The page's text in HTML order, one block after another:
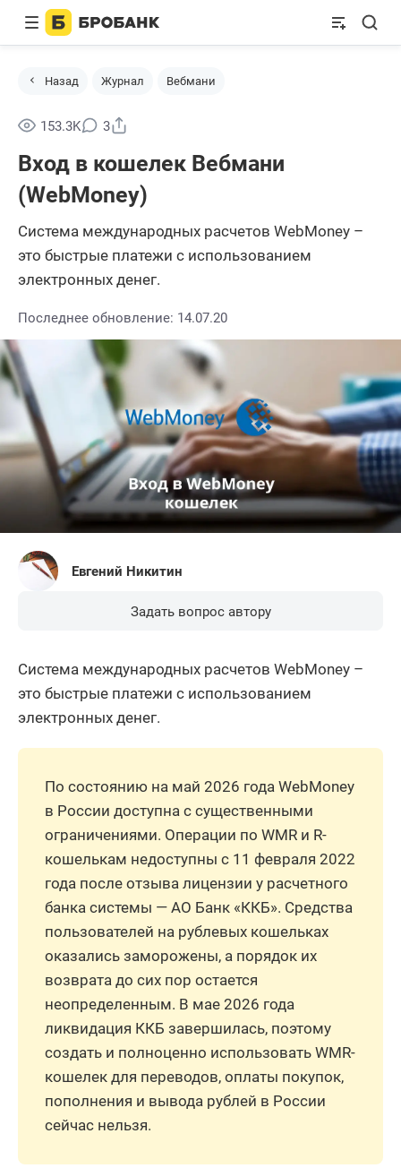
Назад Журнал Вебмани
153.3K 3
Вход в кошелек Вебмани
(WebMoney)
Система международных расчетов WebMoney –
это быстрые платежи с использованием
электронных денег.
Последнее обновление: 14.07.20
Евгений Никитин
Задать вопрос автору
Система международных расчетов WebMoney –
это быстрые платежи с использованием
электронных денег.
По состоянию на май 2026 года WebMoney
в России доступна с существенными
ограничениями. Операции по WMR и R-
кошелькам недоступны с 11 февраля 2022
года после отзыва лицензии у расчетного
банка системы — АО Банк «ККБ». Средства
пользователей на рублевых кошельках
оказались заморожены, а порядок их
возврата до сих пор остается
неопределенным. В мае 2026 года
ликвидация ККБ завершилась, поэтому
создать и полноценно использовать WMR-
кошелек для переводов, оплаты покупок,
пополнения и вывода рублей в России
сейчас нельзя.